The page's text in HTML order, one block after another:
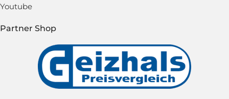
Youtube
Partner Shop